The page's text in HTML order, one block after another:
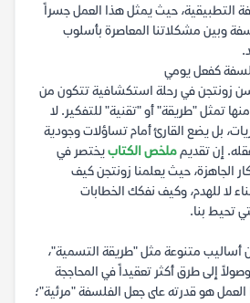
التطبيقية، حيث يمثل هذا العمل جسراً
وبين مشكلاتنا المعاصرة بأسلوب
كفعل يومي
زونتجن في رحلة استكشافية تتكون من
تمثل "طريقة" أو "تقنية" للتفكير. لا
بل يضع القارئ أمام تساؤلات وجودية
إن تقديمملخص الكتابيختصر في
الجاهزة، حيث يعلمنا زونتجن كيف
لا للهدم، وكيف نفكك الخطابات
تحيط بنا.
أساليب متنوعة مثل "طريقة التسمية"،
إلى طرق أكثر تعقيداً في المحاججة
العمل هو قدرته على جعل الفلسفة "مرئية"؛